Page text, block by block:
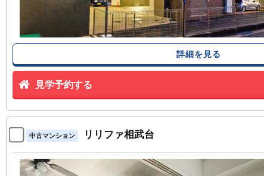
詳細を見る
見学予約する
中古マンション リリファ相武台